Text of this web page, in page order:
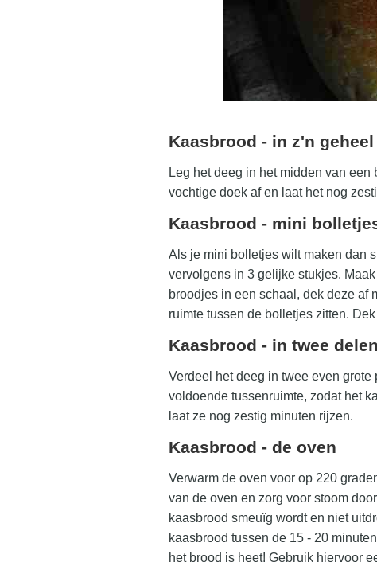
Kaasbrood - in z'n geheel
Leg het deeg in het midden van
vochtige doek af en laat het nog
Kaasbrood - mini
Als je mini bolletjes wilt maken dan
vervolgens in 3 gelijke stukjes.
broodjes in een schaal, dek deze af
ruimte tussen de bolletjes zitten.
Kaasbrood - in twee delen
Verdeel het deeg in twee even
voldoende tussenruimte, zodat het
laat ze nog zestig minuten rijzen.
Kaasbrood - de oven
Verwarm de oven voor op 220
van de oven en zorg voor stoom
kaasbrood smeuïg wordt en niet
kaasbrood tussen de 15 - 20
het brood is heet! Gebruik hiervoor